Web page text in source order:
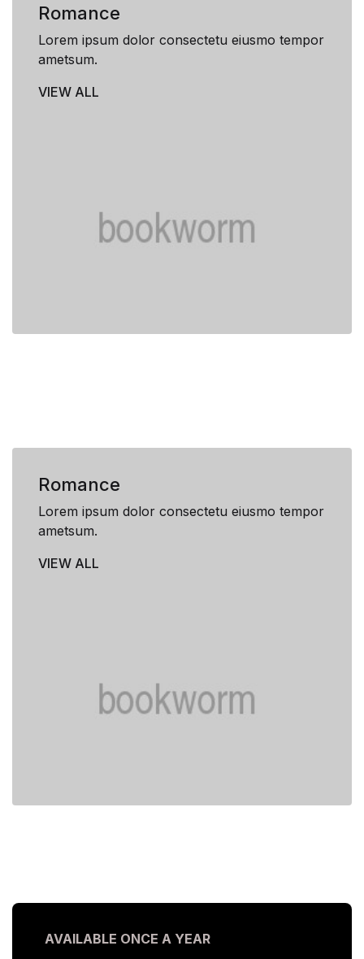
Romance
Lorem ipsum dolor consectetu eiusmo tempor
ametsum.
VIEW ALL
Romance
Lorem ipsum dolor consectetu eiusmo tempor
ametsum.
VIEW ALL
AVAILABLE ONCE A YEAR